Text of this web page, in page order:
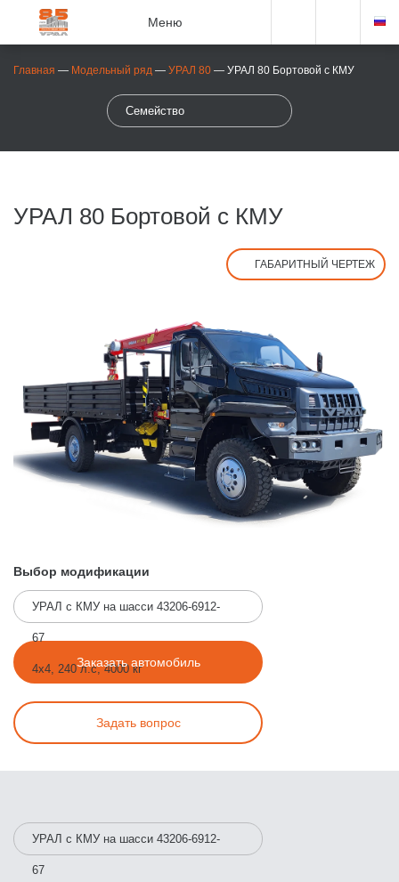
Меню
Главная — Модельный ряд — УРАЛ 80 — УРАЛ 80 Бортовой с КМУ
Семейство
УРАЛ 80 Бортовой с КМУ
ГАБАРИТНЫЙ ЧЕРТЕЖ
Выбор модификации
УРАЛ с КМУ на шасси 43206-6912-
67
4x4, 240 л.с, 4000 кг
Заказать автомобиль
Задать вопрос
УРАЛ с КМУ на шасси 43206-6912-
67